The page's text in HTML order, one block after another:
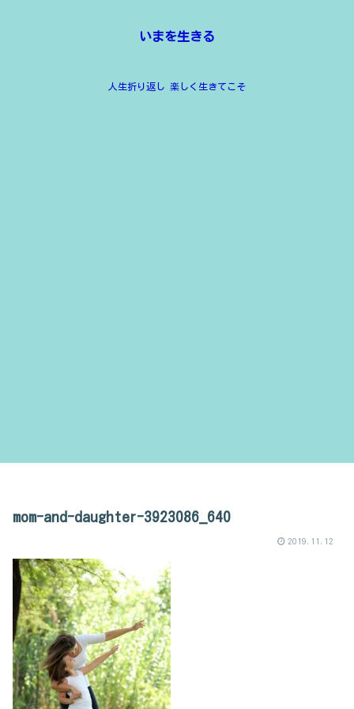
いまを生きる
人生折り返し 楽しく生きてこそ
mom-and-daughter-3923086_640
2019.11.12